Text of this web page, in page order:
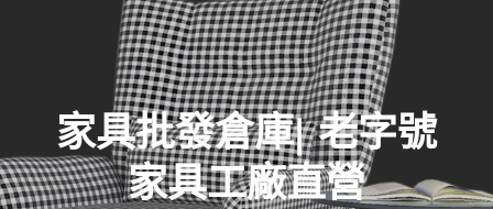
家具批發倉庫| 老字號
家具工廠直營